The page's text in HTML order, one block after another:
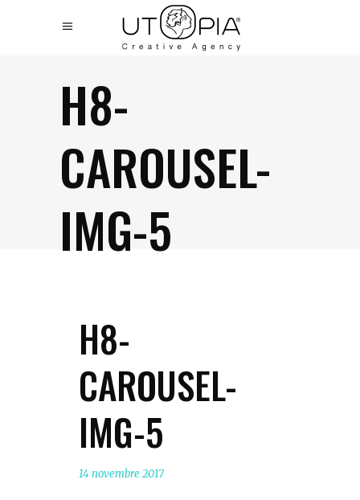
H8-
CAROUSEL-
IMG-5
H8-
CAROUSEL-
IMG-5
14 novembre 2017